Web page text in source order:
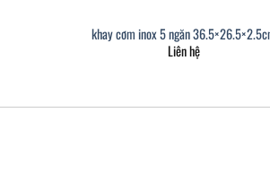
khay cơm inox 5 ngăn
Liên hệ